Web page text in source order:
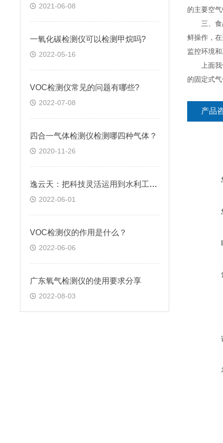
2021-06-08
一氧化碳检测仪可以检测甲烷吗?
2022-05-16
VOC检测仪常见的问题有哪些?
2022-07-08
四合一气体检测仪检测哪四种气体？
2020-11-26
逸云天：把科技灵活运用到水利工程气体检测中
2022-06-01
VOC检测仪的作用是什么？
2022-06-06
广东氧气检测仪的使用要求分享
2022-08-03
的主要空
三、食品
鲜操作，
监控环境
上面我们
的固定式
产品